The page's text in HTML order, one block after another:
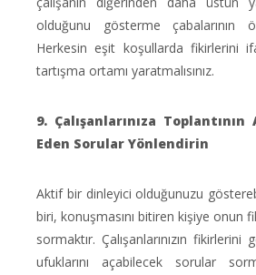
olduğunu gösterme çabalarının
Herkesin eşit koşullarda fikirlerini
tartışma ortamı yaratmalısınız.
9. Çalışanlarınıza
Eden Sorular Yönlendirin
Aktif bir dinleyici olduğunuzu
biri, konuşmasını bitiren kişiye onun
sormaktır. Çalışanlarınızın fikirlerini
ufuklarını açabilecek sorular